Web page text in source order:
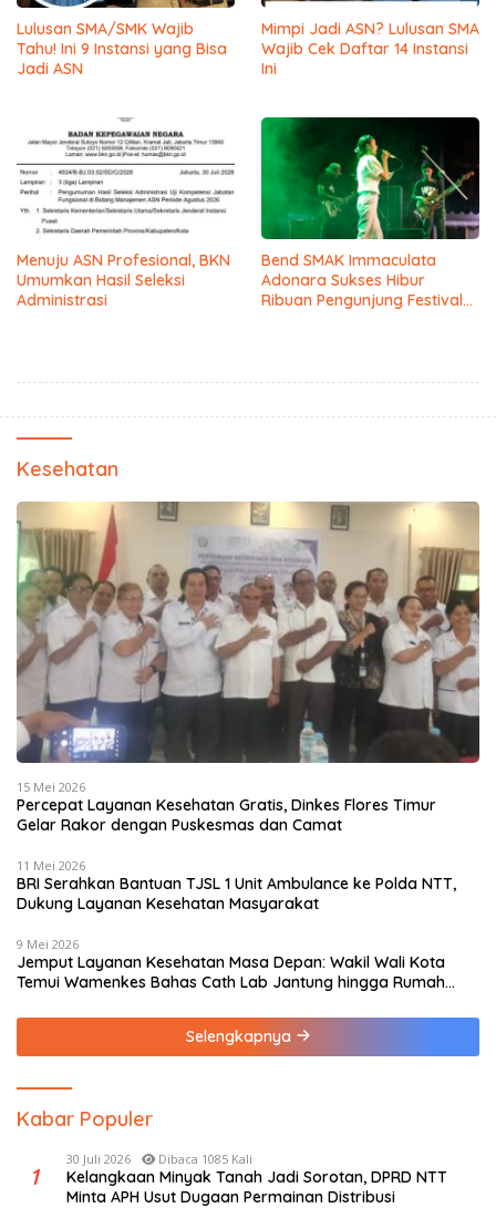
Lulusan SMA/SMK Wajib
Tahu! Ini 9 Instansi yang Bisa
Jadi ASN
Mimpi Jadi ASN? Lulusan SMA
Wajib Cek Daftar 14 Instansi
Ini
Menuju ASN Profesional, BKN
Umumkan Hasil Seleksi
Administrasi
Bend SMAK Immaculata
Adonara Sukses Hibur
Ribuan Pengunjung Festival
Kesehatan
15 Mei 2026
Percepat Layanan Kesehatan Gratis, Dinkes Flores Timur
Gelar Rakor dengan Puskesmas dan Camat
11 Mei 2026
BRI Serahkan Bantuan TJSL 1 Unit Ambulance ke Polda NTT,
Dukung Layanan Kesehatan Masyarakat
9 Mei 2026
Jemput Layanan Kesehatan Masa Depan: Wakil Wali Kota
Temui Wamenkes Bahas Cath Lab Jantung hingga Rumah
Selengkapnya
Kabar Populer
1
30 Juli 2026 Dibaca 1085 Kali
Kelangkaan Minyak Tanah Jadi Sorotan, DPRD NTT
Minta APH Usut Dugaan Permainan Distribusi